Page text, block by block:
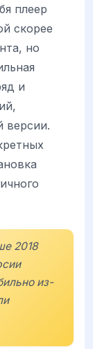
плеер
скорее
но
и
версии.
2018
из-